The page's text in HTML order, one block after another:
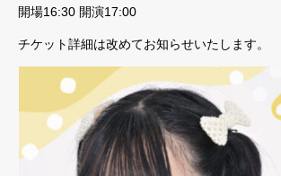
開場16:30 開演17:00
チケット詳細は改めてお知らせいたします。